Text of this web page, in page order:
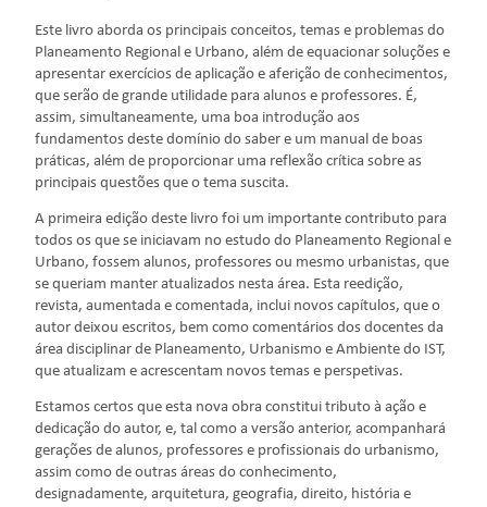
Este livro aborda os principais conceitos, temas e problemas do
Planeamento Regional e Urbano, além de equacionar soluções e
apresentar exercícios de aplicação e aferição de conhecimentos,
que serão de grande utilidade para alunos e professores. É,
assim, simultaneamente, uma boa introdução aos
fundamentos deste domínio do saber e um manual de boas
práticas, além de proporcionar uma reflexão crítica sobre as
principais questões que o tema suscita.
A primeira edição deste livro foi um importante contributo para
todos os que se iniciavam no estudo do Planeamento Regional e
Urbano, fossem alunos, professores ou mesmo urbanistas, que
se queriam manter atualizados nesta área. Esta reedição,
revista, aumentada e comentada, inclui novos capítulos, que o
autor deixou escritos, bem como comentários dos docentes da
área disciplinar de Planeamento, Urbanismo e Ambiente do IST,
que atualizam e acrescentam novos temas e perspetivas.
Estamos certos que esta nova obra constitui tributo à ação e
dedicação do autor, e, tal como a versão anterior, acompanhará
gerações de alunos, professores e profissionais do urbanismo,
assim como de outras áreas do conhecimento,
designadamente, arquitetura, geografia, direito, história e